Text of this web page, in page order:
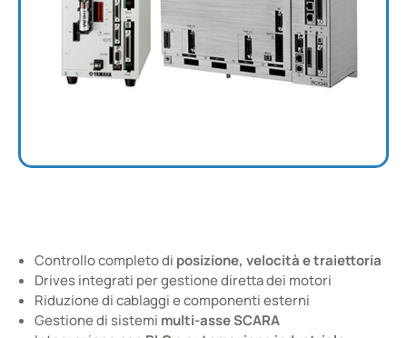
Controllers per Robot SCARA
Controller integrati per robot SCARA
Controllo completo di posizione, velocità e traiettoria
Drives integrati per gestione diretta dei motori
Riduzione di cablaggi e componenti esterni
Gestione di sistemi multi-asse SCARA